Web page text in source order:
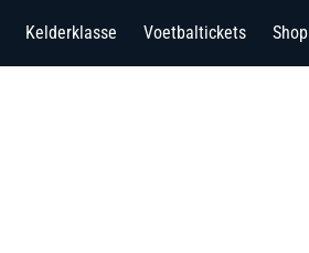
Kelderklasse Voetbaltickets Shop